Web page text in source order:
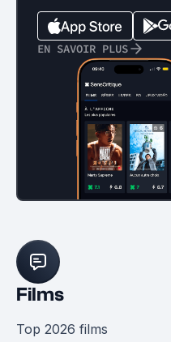
EN SAVOIR PLUS
Films
Top 2026 films